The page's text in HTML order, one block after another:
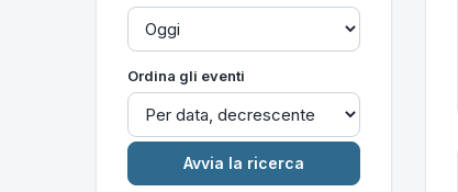
Ordina gli eventi